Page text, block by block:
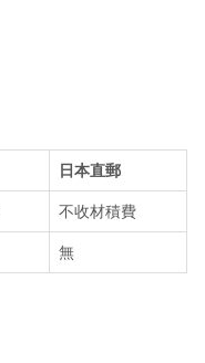
日本直郵
不收材積費
無